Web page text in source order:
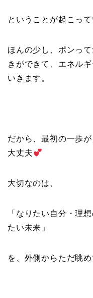
ということが起こっ
ほんの少し、ポンっ
きができて、エネル
いきます。
だから、最初の一歩
大丈夫
大切なのは、
「なりたい自分・理
たい未来」
を、外側からただ眺